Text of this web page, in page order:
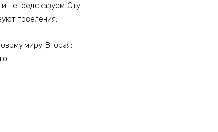
непредсказуем. Эту
поселения,
миру. Вторая: